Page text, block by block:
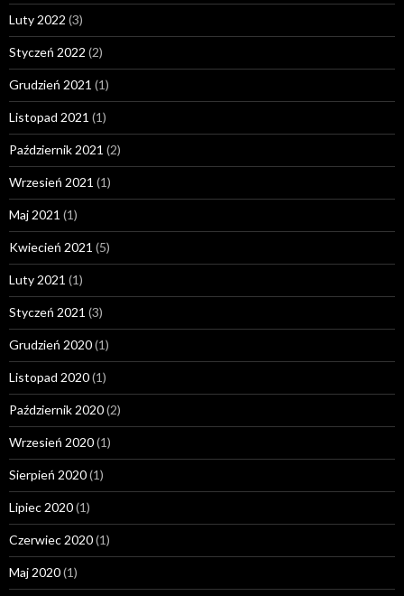
Luty 2022 (3)
Styczeń 2022 (2)
Grudzień 2021 (1)
Listopad 2021 (1)
Październik 2021 (2)
Wrzesień 2021 (1)
Maj 2021 (1)
Kwiecień 2021 (5)
Luty 2021 (1)
Styczeń 2021 (3)
Grudzień 2020(1)
Listopad 2020(1)
Październik 2020(2)
Wrzesień 2020(1)
Sierpień 2020(1)
Lipiec 2020(1)
Czerwiec 2020(1)
Maj 2020(1)